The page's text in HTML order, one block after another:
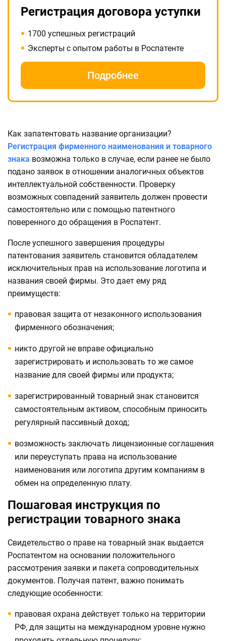
Регистрация договора уступки
1700 успешных регистраций
Эксперты с опытом работы в Роспатенте
Подробнее
Как запатентовать название организации?
Регистрация фирменного наименования и товарного
знака возможна только в случае, если ранее не было
подано заявок в отношении аналогичных объектов
интеллектуальной собственности. Проверку
возможных совпадений заявитель должен провести
самостоятельно или с помощью патентного
поверенного до обращения в Роспатент.
После успешного завершения процедуры
патентования заявитель становится обладателем
исключительных прав на использование логотипа и
названия своей фирмы. Это дает ему ряд
преимуществ:
правовая защита от незаконного использования
фирменного обозначения;
никто другой не вправе официально
зарегистрировать и использовать то же самое
название для своей фирмы или продукта;
зарегистрированный товарный знак становится
самостоятельным активом, способным приносить
регулярный пассивный доход;
возможность заключать лицензионные соглашения
или переуступать права на использование
наименования или логотипа другим компаниям в
обмен на определенную плату.
Пошаговая инструкция по
регистрации товарного знака
Свидетельство о праве на товарный знак выдается
Роспатентом на основании положительного
рассмотрения заявки и пакета сопроводительных
документов. Получая патент, важно понимать
следующие особенности:
правовая охрана действует только на территории
РФ, для защиты на международном уровне нужно